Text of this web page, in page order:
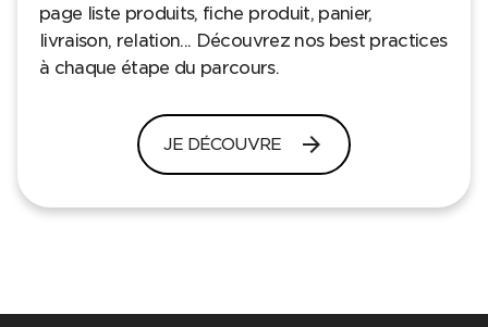
page liste produits, fiche produit, panier,
livraison, relation... Découvrez nos best practices
à chaque étape du parcours.
JE DÉCOUVRE arrow_forward